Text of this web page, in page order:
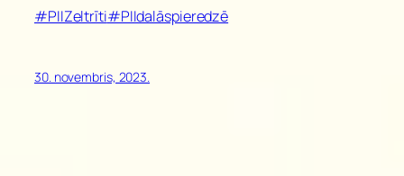
#PIIZeltrīti#PIIdalāspieredzē
30. novembris, 2023.